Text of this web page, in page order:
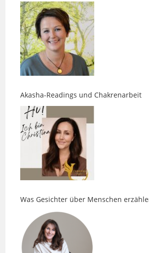
Akasha-Readings und Chakrenarbeit
Was Gesichter über Menschen erzählen